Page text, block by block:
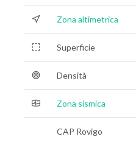
Zona altimetrica
Superficie
Densità
Zona sismica
CAP Rovigo